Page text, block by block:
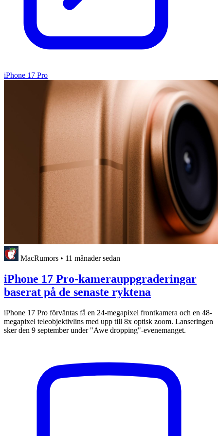
iPhone 17 Pro
MacRumors • 11 månader sedan
iPhone 17 Pro-kamerauppgraderingar
baserat på de senaste ryktena
iPhone 17 Pro förväntas få en 24-megapixel frontkamera och en 48-
megapixel teleobjektivlins med upp till 8x optisk zoom. Lanseringen
sker den 9 september under "Awe dropping"-evenemanget.